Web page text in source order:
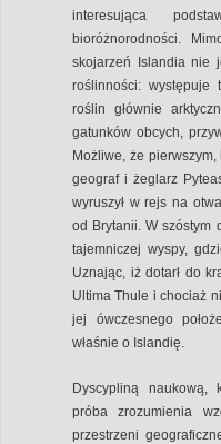
interesująca
bioróżnorodności.
skojarzeń Islandia nie
roślinności:
roślin głównie
gatunków obcych,
Możliwe, że pierwszym,
geograf i żeglarz
wyruszył w rejs na
od Brytanii. W szóstym
tajemniczej wyspy,
Uznając, iż dotarł do
Ultima Thule i chociaż
jej ówczesnego
właśnie o Islandię.
Dyscypliną
próba zrozumienia
przestrzeni